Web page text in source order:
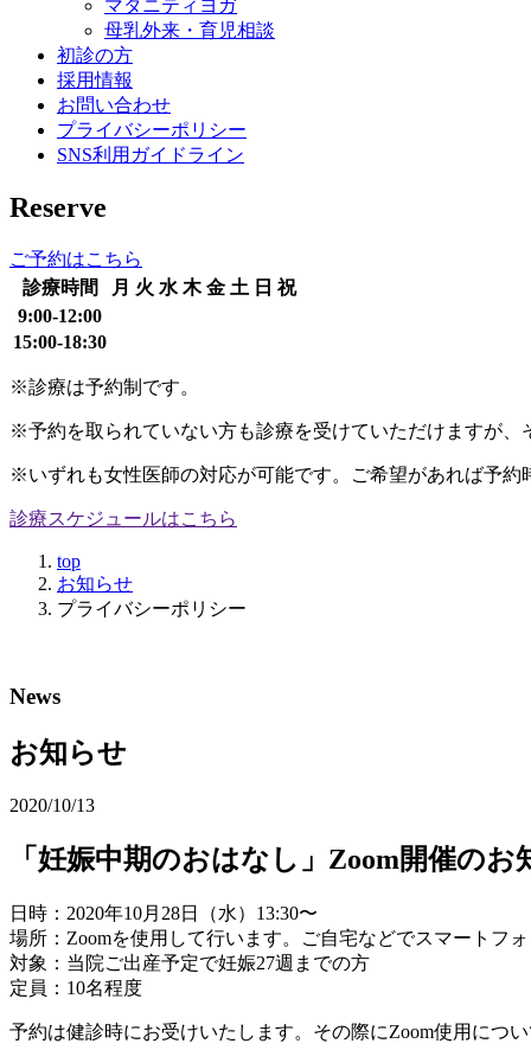
マタニティヨガ
母乳外来・育児相談
初診の方
採用情報
お問い合わせ
プライバシーポリシー
SNS利用ガイドライン
Reserve
ご予約はこちら
診療時間
月 火 水 木 金 土 日 祝
9:00-12:00
15:00-18:30
※診療は予約制です。
※予約を取られていない方も診療を受けていただけますが
※いずれも女性医師の対応が可能です。ご希望があれば予約
診療スケジュールはこちら
top
お知らせ
プライバシーポリシー
News
お知らせ
2020/10/13
「妊娠中期のおはなし」Zoom開催のお
日時：2020年10月28日（水）13:30〜
場所：Zoomを使用して行います。ご自宅などでスマートフ
対象：当院ご出産予定で妊娠27週までの方
定員：10名程度
予約は健診時にお受けいたします。その際にZoom使用につ